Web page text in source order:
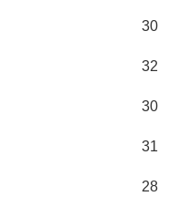
30
32
30
31
28